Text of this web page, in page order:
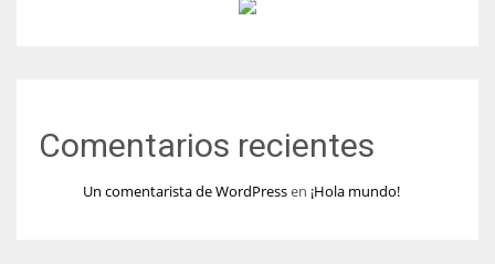
Comentarios recientes
Un comentarista de WordPressen ¡Hola mundo!